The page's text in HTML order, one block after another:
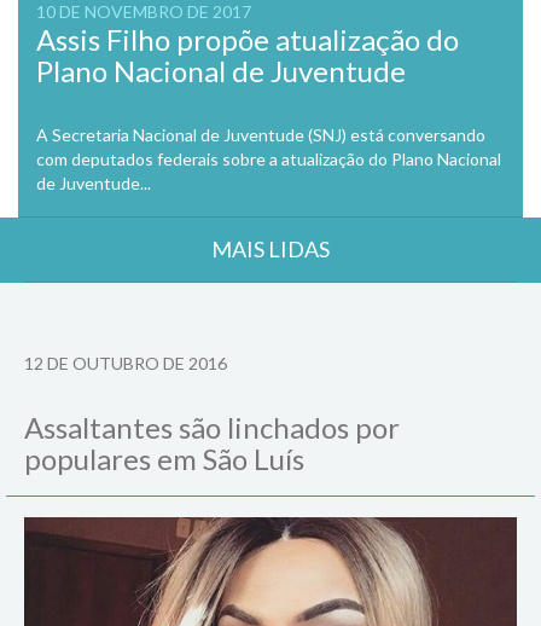
10 DE NOVEMBRO DE 2017
Assis Filho propõe atualização do
Plano Nacional de Juventude
A Secretaria Nacional de Juventude (SNJ) está conversando
com deputados federais sobre a atualização do Plano Nacional
de Juventude...
MAIS LIDAS
12 DE OUTUBRO DE 2016
Assaltantes são linchados por
populares em São Luís